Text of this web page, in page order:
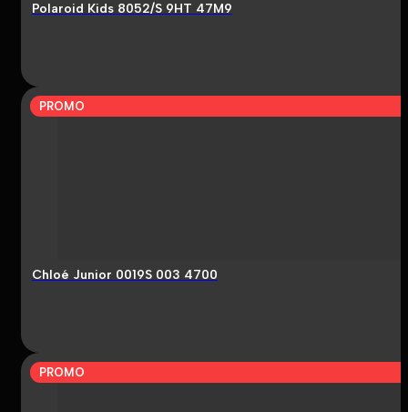
Polaroid Kids 8052/S 9HT 47M9
PROMO
Chloé Junior 0019S 003 4700
PROMO